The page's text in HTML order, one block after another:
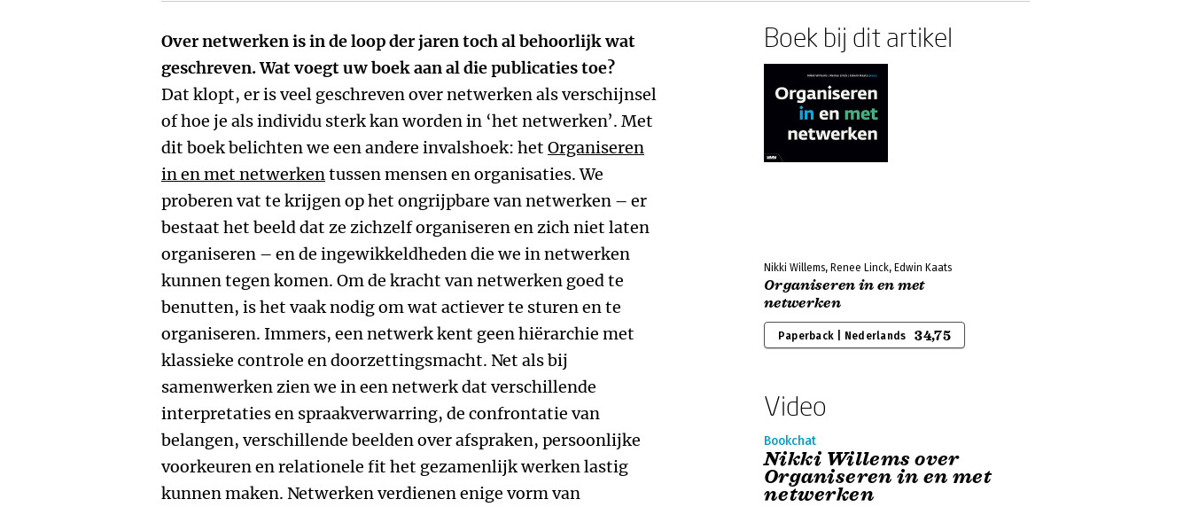
Over netwerken is in de loop der jaren toch al behoorlijk wat
geschreven. Wat voegt uw boek aan al die publicaties toe?
Dat klopt, er is veel geschreven over netwerken als verschijnsel
of hoe je als individu sterk kan worden in ‘het netwerken’. Met
dit boek belichten we een andere invalshoek: het Organiseren
in en met netwerkentussen mensen en organisaties. We
proberen vat te krijgen op het ongrijpbare van netwerken – er
bestaat het beeld dat ze zichzelf organiseren en zich niet laten
organiseren – en de ingewikkeldheden die we in netwerken
kunnen tegen komen. Om de kracht van netwerken goed te
benutten, is het vaak nodig om wat actiever te sturen en te
organiseren. Immers, een netwerk kent geen hiërarchie met
klassieke controle en doorzettingsmacht. Net als bij
samenwerken zien we in een netwerk dat verschillende
interpretaties en spraakverwarring, de confrontatie van
belangen, verschillende beelden over afspraken, persoonlijke
voorkeuren en relationele fit het gezamenlijk werken lastig
kunnen maken. Netwerken verdienen enige vorm van
Boek bij dit artikel
Nikki Willems, Renee Linck, Edwin Kaats
Organiseren in en met
netwerken
Paperback | Nederlands 34,75
Video
Bookchat
Nikki Willems over
Organiseren in en met
netwerken